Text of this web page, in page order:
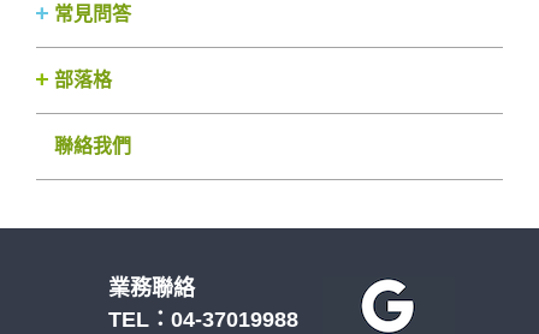
常見問答
部落格
聯絡我們
業務聯絡
TEL： 04-37019988